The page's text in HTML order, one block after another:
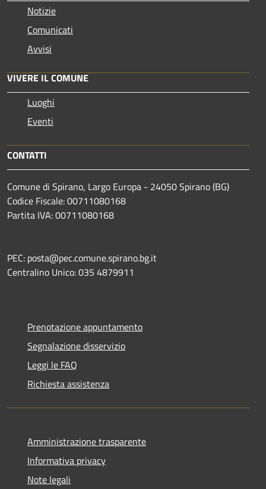
Notizie
Comunicati
Avvisi
VIVERE IL COMUNE
Luoghi
Eventi
CONTATTI
Comune di Spirano, Largo Europa - 24050 Spirano (BG)
Codice Fiscale: 00711080168
Partita IVA: 00711080168
PEC: posta@pec.comune.spirano.bg.it
Centralino Unico: 035 4879911
Prenotazione appuntamento
Segnalazione disservizio
Leggi le FAQ
Richiesta assistenza
Amministrazione trasparente
Informativa privacy
Note legali